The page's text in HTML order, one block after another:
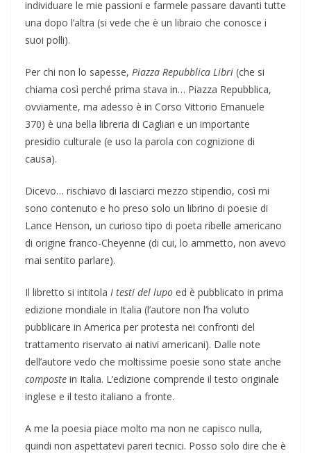
individuare le mie passioni e farmele passare davanti tutte
una dopo l’altra (si vede che è un libraio che conosce i
suoi polli).
Per chi non lo sapesse, Piazza Repubblica Libri (che si
chiama così perché prima stava in… Piazza Repubblica,
ovviamente, ma adesso è in Corso Vittorio Emanuele
370) è una bella libreria di Cagliari e un importante
presidio culturale (e uso la parola con cognizione di
causa).
Dicevo… rischiavo di lasciarci mezzo stipendio, così mi
sono contenuto e ho preso solo un librino di poesie di
Lance Henson, un curioso tipo di poeta ribelle americano
di origine franco-Cheyenne (di cui, lo ammetto, non avevo
mai sentito parlare).
Il libretto si intitola I testi del lupo ed è pubblicato in prima
edizione mondiale in Italia (l’autore non l’ha voluto
pubblicare in America per protesta nei confronti del
trattamento riservato ai nativi americani). Dalle note
dell’autore vedo che moltissime poesie sono state anche
composte in Italia. L’edizione comprende il testo originale
inglese e il testo italiano a fronte.
A me la poesia piace molto ma non ne capisco nulla,
quindi non aspettatevi pareri tecnici. Posso solo dire che è